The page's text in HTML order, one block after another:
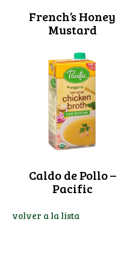
French’s Honey
Mustard
Caldo de Pollo –
Pacific
volver a la lista